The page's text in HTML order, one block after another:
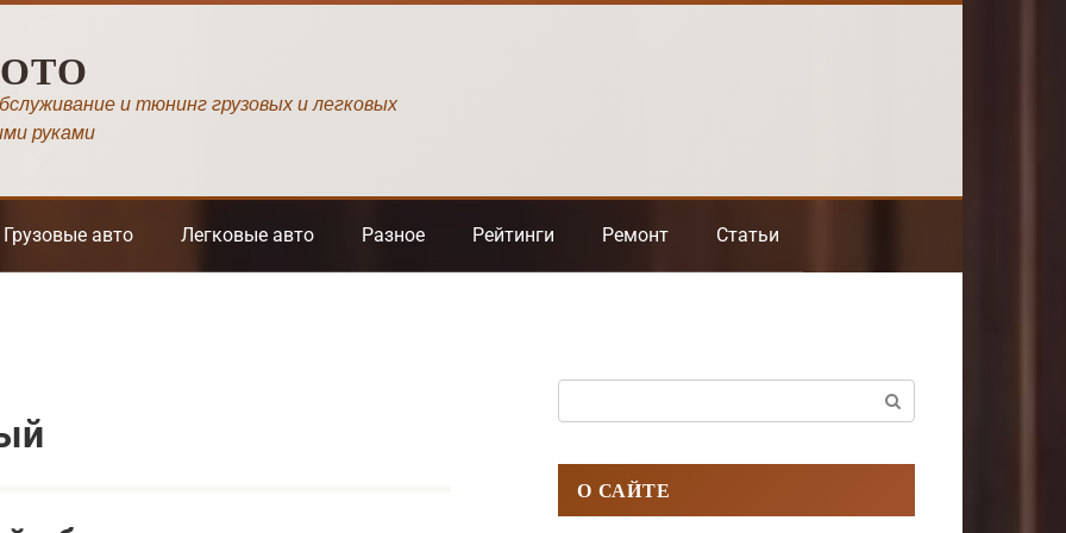
и тюнинг грузовых и легковых
руками
Грузовые авто Легковые авто Разное Рейтинги Ремонт Статьи
О САЙТЕ